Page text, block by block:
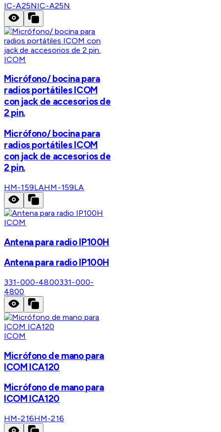
IC-A25NIC-A25N
ICOM
Micrófono/ bocina para
radios portátiles ICOM
con jack de accesorios de
2 pin.
Micrófono/ bocina para
radios portátiles ICOM
con jack de accesorios de
2 pin.
HM-159LAHM-159LA
ICOM
Antena para radio IP100H
Antena para radio IP100H
331-000-4800331-000-
4800
ICOM
Micrófono de mano para
ICOM ICA120
Micrófono de mano para
ICOM ICA120
HM-216HM-216